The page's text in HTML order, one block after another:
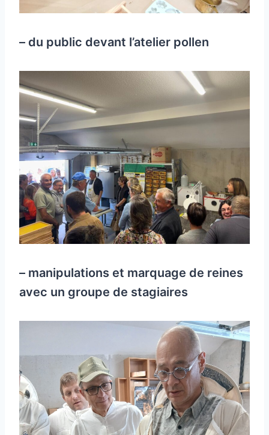
– du public devant l’atelier pollen
– manipulations et marquage de reines
avec un groupe de stagiaires